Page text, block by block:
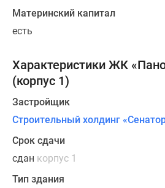
питомцев,
для
и
спорта,
велодорожки
велопарковки.
Квартирография
ЖК
представлена
Материнский капитал
есть
Характеристики ЖК
(корпус 1)
Застройщик
Строительный холдинг
Срок сдачи
сдан корпус 1
Тип здания